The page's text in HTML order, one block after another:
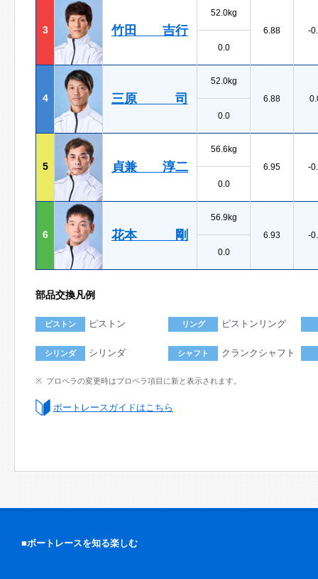
3 竹田 吉行
52.0kg
6.88
-
0.0
4 三原 司
52.0kg
6.88
0.0
5 貞兼 淳二
56.6kg
6.95
-
0.0
6 花本 剛
56.9kg
6.93
-
0.0
部品交換凡例
ピストン ピストン リング ピストンリング
シリンダ シリンダ シャフト クランクシャフト
プロペラの変更時はプロペラ項目に新と表示されます。
ボートレースガイドはこちら
■ボートレースを知る楽しむ